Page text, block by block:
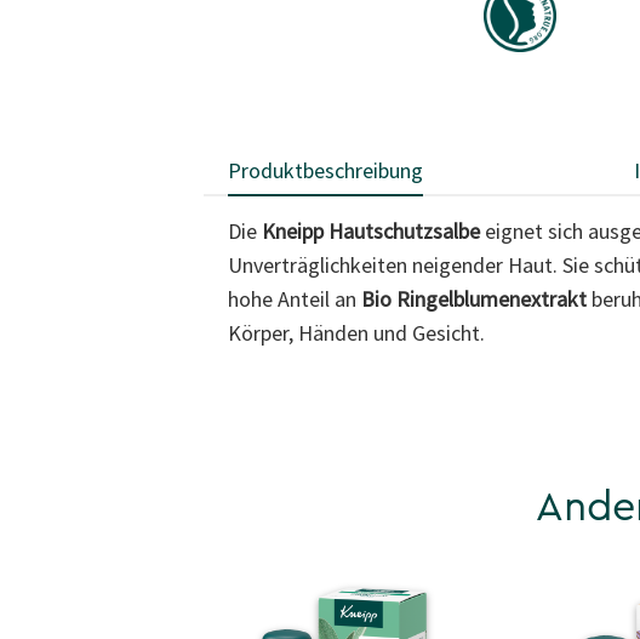
Produktbeschreibung
Die Kneipp Hautschutzsalbeeignet sich
Unverträglichkeiten neigender Haut. Sie
hohe Anteil an Bio Ringelblumenextrakt
Körper, Händen und Gesicht.